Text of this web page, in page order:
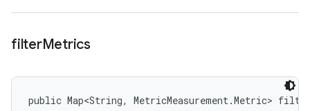
filterMetrics
public Map<String, MetricMeasurement.Metric>